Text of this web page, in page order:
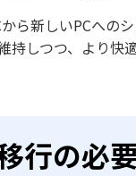
ら新しいPCへの
しつつ、より快
行の必